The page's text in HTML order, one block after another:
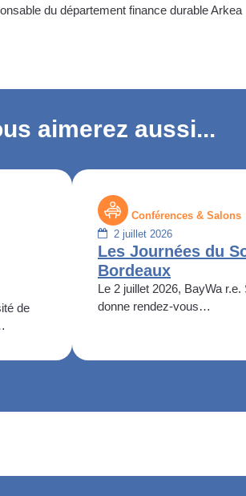
du département finance durable Arkea
aimerez aussi...
de
Conférences & Salons
2 juillet 2026
Les Journées du
Bordeaux
Le 2 juillet 2026, BayWa
donne rendez-vous…